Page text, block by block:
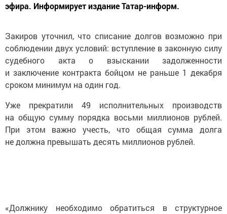
эфира. Информирует издание Татар-информ.
Закиров уточнил, что списание долгов возможно при
соблюдении двух условий: вступление в законную силу
судебного акта о взыскании задолженности
и заключение контракта бойцом не раньше 1 декабря
сроком минимум на один год.
Уже прекратили 49 исполнительных производств
на общую сумму порядка восьми миллионов рублей.
При этом важно учесть, что общая сумма долга
не должна превышать десять миллионов рублей.
«Должнику необходимо обратиться в структурное